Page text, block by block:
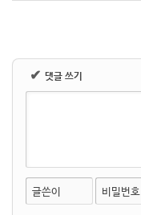
✔ 댓글 쓰기
글쓴이 비밀번호